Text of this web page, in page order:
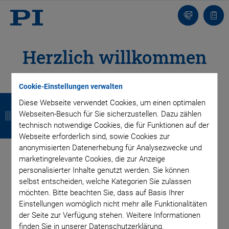
Cookie-Einstellungen verwalten
Diese Webseite verwendet Cookies, um einen optimalen
Webseiten-Besuch für Sie sicherzustellen. Dazu zählen
technisch notwendige Cookies, die für Funktionen auf der
Webseite erforderlich sind, sowie Cookies zur
anonymisierten Datenerhebung für Analysezwecke und
marketingrelevante Cookies, die zur Anzeige
personalisierter Inhalte genutzt werden. Sie können
selbst entscheiden, welche Kategorien Sie zulassen
möchten. Bitte beachten Sie, dass auf Basis Ihrer
Einstellungen womöglich nicht mehr alle Funktionalitäten
der Seite zur Verfügung stehen. Weitere Informationen
finden Sie in unserer Datenschutzerklärung.
Kontakt
Herzlich willkommen
auf unserem
virtuellen
Messestand!
Lasermaterialbearbeitung
Bei ganz unterschiedlichen Verfahren sind Laser heute
branchenübergreifend im Einsatz, um Fertigungsprozesse zu
optimieren und eine hohe Qualität der Bauteile zu
Z
u
r
ü
c
k
Z
u
r
ü
c
k
Z
u
r
ü
c
k
Z
u
r
ü
c
k